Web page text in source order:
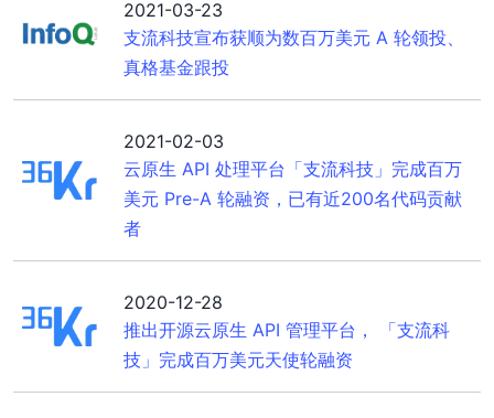
2021-03-23
支流科技宣布获顺为数百万美元 A 轮领投、
真格基金跟投
2021-02-03
云原生 API 处理平台「支流科技」完成百万
美元 Pre-A 轮融资，已有近200名代码贡献
者
2020-12-28
推出开源云原生 API 管理平台， 「支流科
技」完成百万美元天使轮融资